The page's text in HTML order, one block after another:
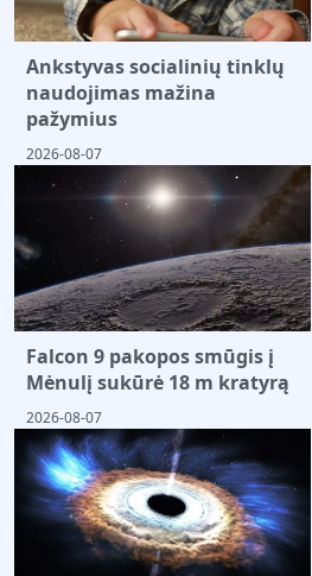
Ankstyvas socialinių tinklų
naudojimas mažina
pažymius
2026-08-07
Falcon 9 pakopos smūgis į
Mėnulį sukūrė 18 m kratyrą
2026-08-07